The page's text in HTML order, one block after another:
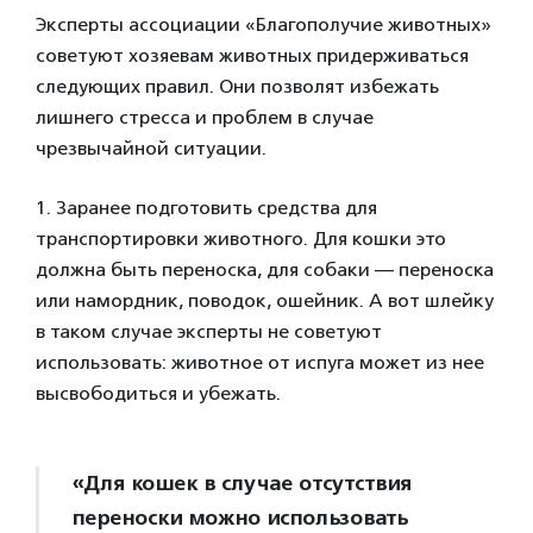
Эксперты ассоциации «Благополучие животных»
советуют хозяевам животных придерживаться
следующих правил. Они позволят избежать
лишнего стресса и проблем в случае
чрезвычайной ситуации.
1. Заранее подготовить средства для
транспортировки животного. Для кошки это
должна быть переноска, для собаки — переноска
или намордник, поводок, ошейник. А вот шлейку
в таком случае эксперты не советуют
использовать: животное от испуга может из нее
высвободиться и убежать.
«Для кошек в случае отсутствия
переноски можно использовать